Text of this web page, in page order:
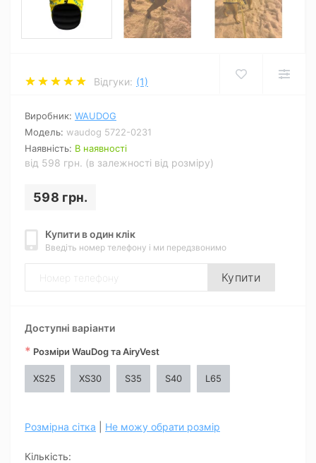
Відгуки: (1)
Виробник: WAUDOG
Модель: waudog 5722-0231
Наявність: В наявності
від 598 грн. (в залежності від розміру)
598 грн.
Купити в один клік
Введіть номер телефону і ми передзвонимо
Купити
Доступні варіанти
* Розміри WauDog та AiryVest
XS25 XS30 S35 S40 L65
Розмірна сітка Не можу обрати розмір
Кількість: